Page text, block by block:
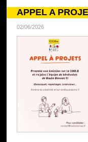
APPEL A
02/06/2026